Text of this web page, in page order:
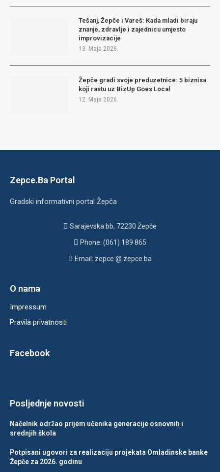
Tešanj, Žepče i Vareš: Kada mladi biraju
znanje, zdravlje i zajednicu umjesto
improvizacije
13. Maja 2026.
Žepče gradi svoje preduzetnice: 5 biznisa
koji rastu uz BizUp Goes Local
12. Maja 2026.
Zepce.Ba Portal
Gradski informativni portal Žepča
Sarajevska bb, 72230 Žepče
Phone: (061) 189 865
Email: zepce @ zepce.ba
O nama
Impressum
Pravila privatnosti
Facebook
Posljednje novosti
Načelnik održao prijem učenika generacije osnovnih i
srednjih škola
Potpisani ugovori za realizaciju projekata Omladinske banke
Žepče za 2026. godinu